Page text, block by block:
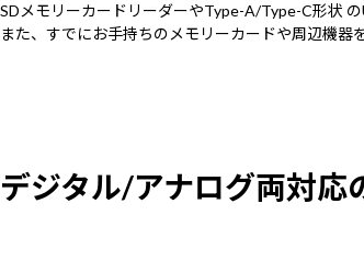
SDメモリーカードリーダーやType-A/Type-C形状
また、すでにお手持ちのメモリーカードや周辺機器
デジタル/アナログ両対応